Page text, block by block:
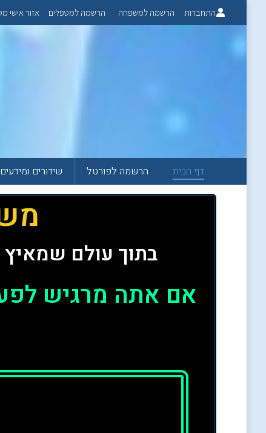
התחברות הרשמה למשפחה הרשמה למטפלים אזור אישי
דף הבית הרשמה לפורטל שידורים ומידעים
בתוך עולם
אם אתה מרגיש